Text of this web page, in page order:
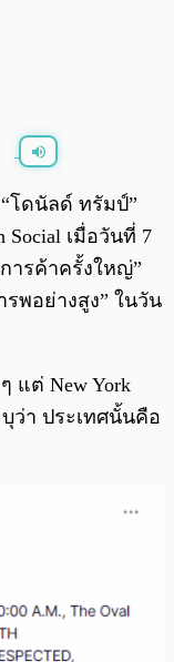
0:00 /0:00
โดนัลด์ ทรัมป์”
เมื่อวันที่ 7
ารค้าครั้งใหญ่”
พอย่างสูง” ในวัน
แต่ New York
ว่า ประเทศนั้นคือ